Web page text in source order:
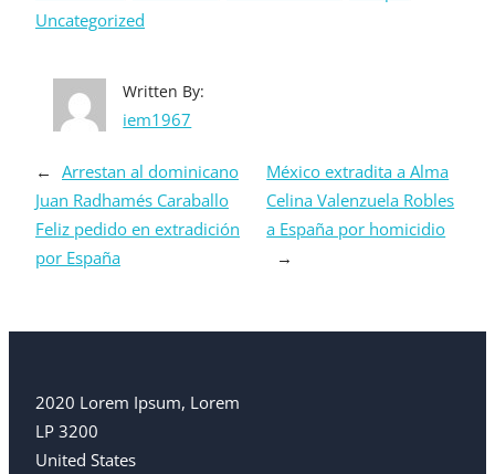
Uncategorized
Written By:
iem1967
← Arrestan al dominicano
Juan Radhamés Caraballo
Feliz pedido en extradición
por España
México extradita a Alma
Celina Valenzuela Robles
a España por homicidio
→
2020 Lorem Ipsum, Lorem
LP 3200
United States